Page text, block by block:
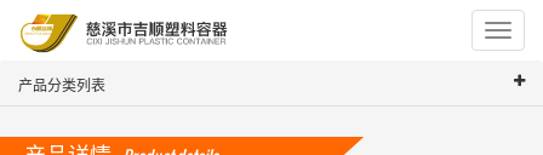
Toggle
产品分类列表